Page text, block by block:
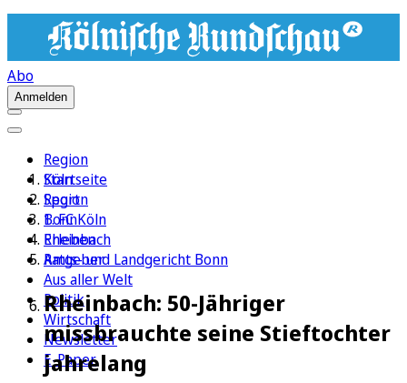
Abo
Anmelden
Region
Köln
Sport
1. FC Köln
Erleben
Ratgeber
Aus aller Welt
Politik
Wirtschaft
Newsletter
E-Paper
Startseite
Region
Bonn
Rheinbach
Amts- und Landgericht Bonn
Rheinbach: 50-Jähriger
missbrauchte seine Stieftochter
jahrelang